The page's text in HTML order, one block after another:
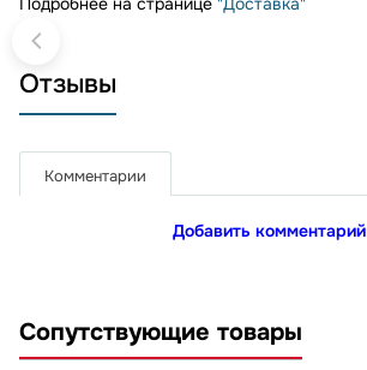
Отзывы
Комментарии
Добавить комментарий
Сопутствующие товары